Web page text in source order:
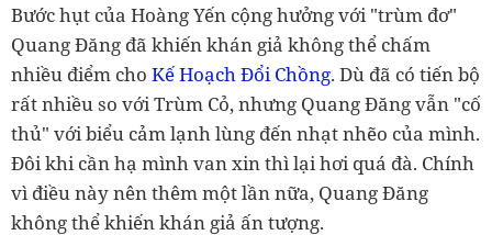
Bước hụt của Hoàng Yến cộng hưởng với "trùm đơ"
Quang Đăng đã khiến khán giả không thể chấm
nhiều điểm cho Kế Hoạch Đổi Chồng. Dù đã có tiến bộ
rất nhiều so với Trùm Cỏ, nhưng Quang Đăng vẫn "cố
thủ" với biểu cảm lạnh lùng đến nhạt nhẽo của mình.
Đôi khi cần hạ mình van xin thì lại hơi quá đà. Chính
vì điều này nên thêm một lần nữa, Quang Đăng
không thể khiến khán giả ấn tượng.